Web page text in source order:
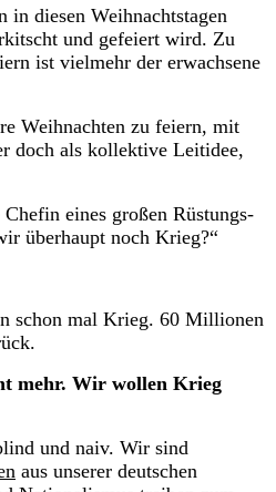
in diesen Weihnachtstagen
und gefeiert wird. Zu
ist vielmehr der erwachsene
Weihnachten zu feiern, mit
doch als kollektive Leitidee,
eines großen Rüstungs-
überhaupt noch Krieg?“
schon mal Krieg. 60 Millionen
mehr. Wir wollen Krieg
und naiv. Wir sind
aus unserer deutschen